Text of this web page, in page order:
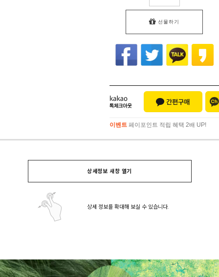
선물하기
이벤트 페이포인트 적립 혜택 2배 UP!
이벤트페이포인트 적립 혜택 2배 UP!
상세정보 새창 열기
상세 정보를 확대해 보실 수 있습니다.